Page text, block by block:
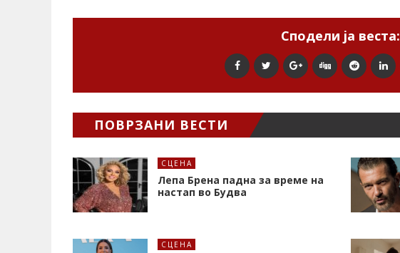
Сподели ја веста:
ПОВРЗАНИ ВЕСТИ
СЦЕНА
Лепа Брена падна за време на
настап во Будва
СЦЕНА